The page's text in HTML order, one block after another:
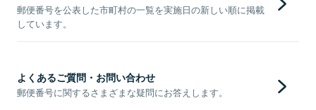
郵便番号を公表した市町村の一覧を実施日の新しい順に掲載
しています。
よくあるご質問・お問い合わせ
郵便番号に関するさまざまな疑問にお答えします。